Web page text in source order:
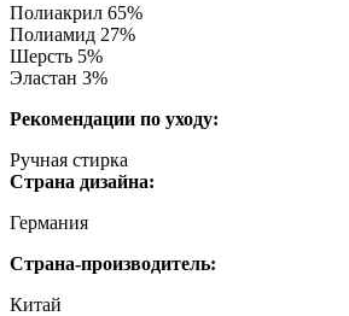
Полиакрил 65%
Полиамид 27%
Шерсть 5%
Эластан 3%
Рекомендации по уходу:
Ручная стирка
Страна дизайна:
Германия
Страна-производитель:
Китай